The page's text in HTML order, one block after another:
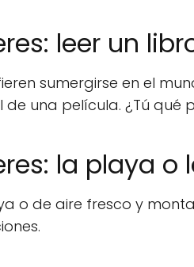
leer un
sumergirse en el
una película. ¿Tú qué
la playa
o de aire fresco y